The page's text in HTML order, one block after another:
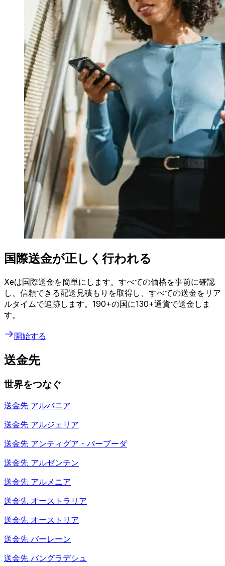
国際送金が正しく行われる
Xeは国際送金を簡単にします。すべての価格を事前に確認
し、信頼できる配送見積もりを取得し、すべての送金をリア
ルタイムで追跡します。190+の国に130+通貨で送金しま
す。
開始する
送金先
世界をつなぐ
送金先 アルバニア
送金先 アルジェリア
送金先 アンティグア・バーブーダ
送金先 アルゼンチン
送金先 アルメニア
送金先 オーストラリア
送金先 オーストリア
送金先 バーレーン
送金先 バングラデシュ